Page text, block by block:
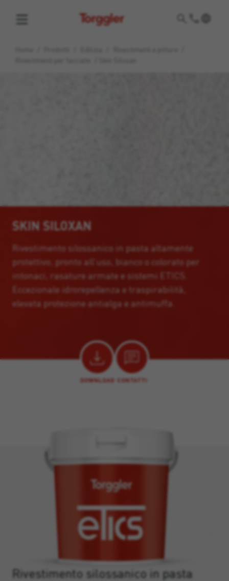
Torggler
SKIN SILOXAN
Rivestimento silossanico in pasta altamente
protettivo, pronto all’uso, bianco o colorato per
intonaci, rasature armate e sistemi ETICS.
Eccezionale idrorepellenza e traspirabilità,
elevata protezione antialga e antimuffa.
DOWNLOAD CONTATTI
Rivestimento silossanico in pasta